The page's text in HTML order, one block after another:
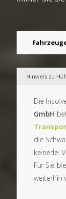
Hinweis zu
Die
GmbH
die
keinerlei
Für Sie
weiterhin